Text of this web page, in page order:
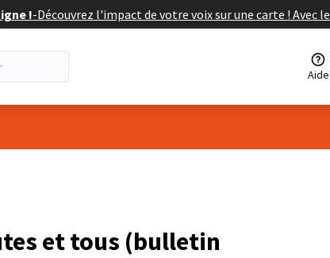
!-Découvrez l'impact de votre voix sur une carte !
Aide
et tous (bulletin